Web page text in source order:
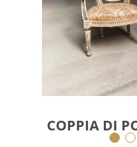
COPPIA DI